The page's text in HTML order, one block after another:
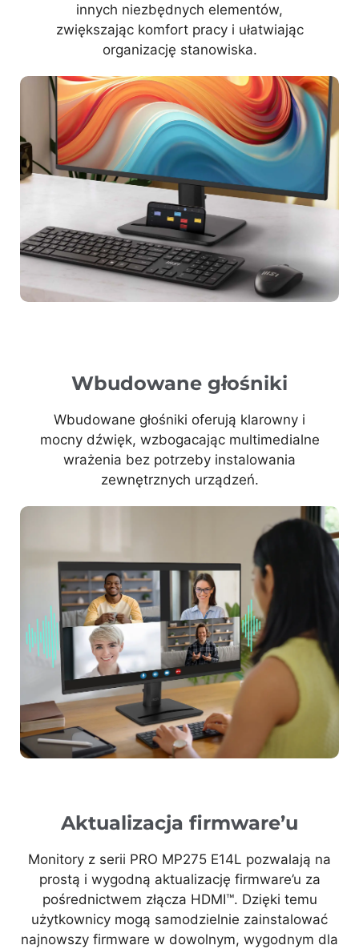
innych niezbędnych elementów,
zwiększając komfort pracy i ułatwiając
organizację stanowiska.
Wbudowane głośniki
Wbudowane głośniki oferują klarowny i
mocny dźwięk, wzbogacając multimedialne
wrażenia bez potrzeby instalowania
zewnętrznych urządzeń.
Aktualizacja firmware’u
Monitory z serii PRO MP275 E14L pozwalają na
prostą i wygodną aktualizację firmware’u za
pośrednictwem złącza HDMI™. Dzięki temu
użytkownicy mogą samodzielnie zainstalować
najnowszy firmware w dowolnym, wygodnym dla